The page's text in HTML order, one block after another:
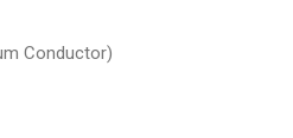
Conductor)